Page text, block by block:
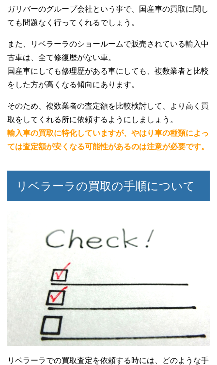
ガリバーのグループ会社という事で、国産車の買取に関し
ても問題なく行ってくれるでしょう。
また、リベラーラのショールームで販売されている輸入中
古車は、全て修復歴がない車。
国産車にしても修理歴がある車にしても、複数業者と比較
をした方が高くなる傾向にあります。
そのため、複数業者の査定額を比較検討して、より高く買
取をしてくれる所に依頼するようにしましょう。
輸入車の買取に特化していますが、やはり車の種類によっ
ては査定額が安くなる可能性があるのは注意が必要です。
リベラーラの買取の手順について
リベラーラでの買取査定を依頼する時には、どのような手